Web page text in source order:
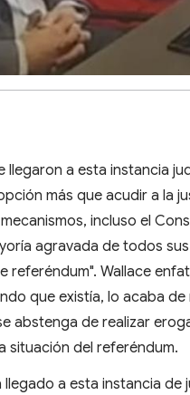
llegaron a esta instancia
más que acudir a la
incluso el
agravada de todos
referéndum". Wallace
que existía, lo acaba
abstenga de realizar
situación del referéndum.
a esta instancia de